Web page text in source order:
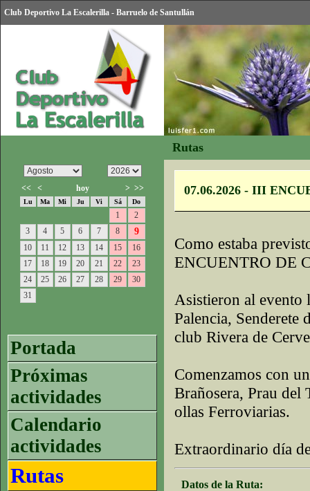
Club Deportivo La Escalerilla - Barruelo de Santullán
Rutas
<< < hoy > >>
Lu Ma Mi Ju Vi Sá Do
1
2
3
4 5 6 7 8 9
10 11 12 13 14 15
16
17
18 19 20 21 22
23
24
25 26 27 28 29
30
31
Portada
Próximas
actividades
Calendario
actividades
Rutas
07.06.2026 - III
Como estaba
ENCUENTRO DE
Asistieron al evento
Palencia, Senderete
club Rivera de
Comenzamos con
Brañosera, Prau del
ollas Ferroviarias.
Extraordinario día
Datos de la Ruta: